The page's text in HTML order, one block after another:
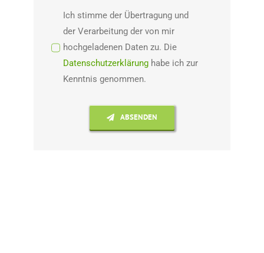
Ich stimme der Übertragung und
der Verarbeitung der von mir
hochgeladenen Daten zu. Die
Datenschutzerklärung habe ich zur
Kenntnis genommen.
ABSENDEN